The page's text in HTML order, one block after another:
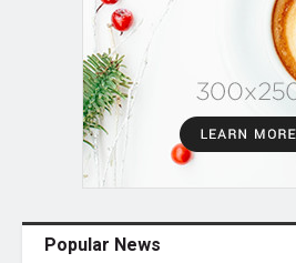
Popular News